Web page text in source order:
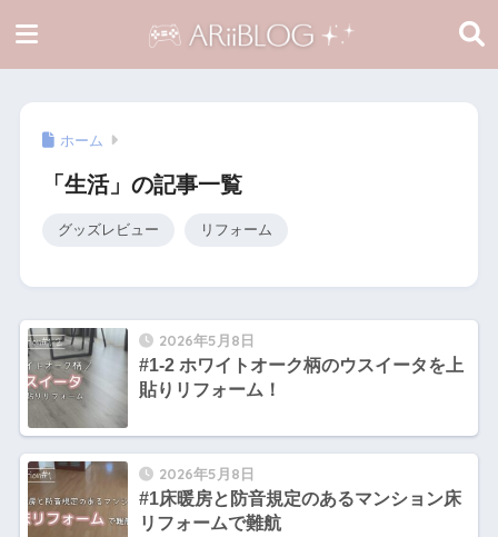
ホーム
「生活」の記事一覧
グッズレビュー リフォーム
2026年5月8日
#1-2 ホワイトオーク柄のウスイータを上
貼りリフォーム！
2026年5月8日
#1床暖房と防音規定のあるマンション床
リフォームで難航